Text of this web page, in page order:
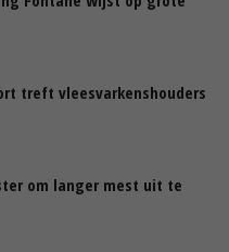
treft vleesvarkenshouders
om langer mest uit te